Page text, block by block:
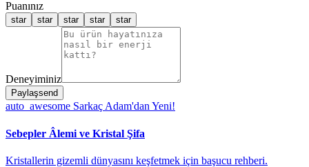
Puanınız
star star star star star
Deneyiminiz
Paylaşsend
auto_awesome Sarkaç Adam'dan Yeni!
Sebepler Âlemi ve Kristal Şifa
Kristallerin gizemli dünyasını keşfetmek için başucu rehberi.